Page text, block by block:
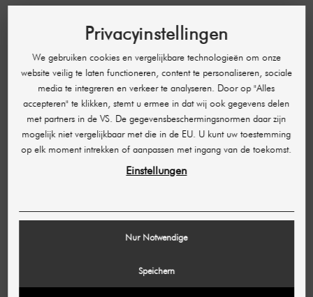
Kwaliteit in deskundige handen: onze
hyaluronzuurfillers zijn precisieproducten voor de
hoogste esthetische eisen. Om een ​​veilig en
eersteklas resultaat te garanderen, is de
toepassing ervan voorbehouden aan medische
professionals (artsen en natuurgeneeskundigen).
Vertrouw op professionele expertise voor uw
schoonheid.
Privacyinstellingen
We gebruiken cookies en vergelijkbare technologieën om onze
website veilig te laten functioneren, content te personaliseren, sociale
media te integreren en verkeer te analyseren. Door op "Alles
accepteren" te klikken, stemt u ermee in dat wij ook gegevens delen
met partners in de VS. De gegevensbeschermingsnormen daar zijn
mogelijk niet vergelijkbaar met die in de EU. U kunt uw toestemming
op elk moment intrekken of aanpassen met ingang van de toekomst.
Einstellungen
Nur Notwendige
Speichern